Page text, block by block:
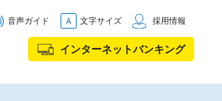
インターネットバンキング
音声ガイド 文字サイズ 採用情報